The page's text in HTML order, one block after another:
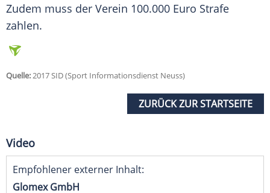
Zudem muss der Verein 100.000 Euro Strafe
zahlen.
Quelle:2017 SID (Sport Informationsdienst Neuss)
ZURÜCK ZUR STARTSEITE
Video
Empfohlener externer Inhalt:
Glomex GmbH